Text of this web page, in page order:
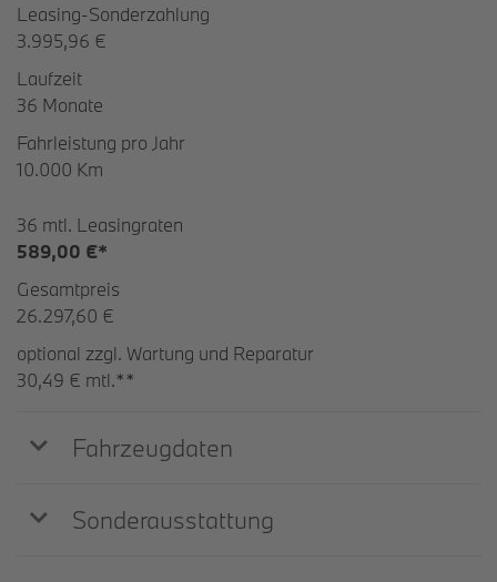
Leasing-Sonderzahlung
3.995,96 €
Laufzeit
36 Monate
Fahrleistung pro Jahr
10.000 Km
36 mtl. Leasingraten
589,00 €*
Gesamtpreis
26.297,60 €
optional zzgl. Wartung und Reparatur
30,49 € mtl.**
Fahrzeugdaten
Sonderausstattung